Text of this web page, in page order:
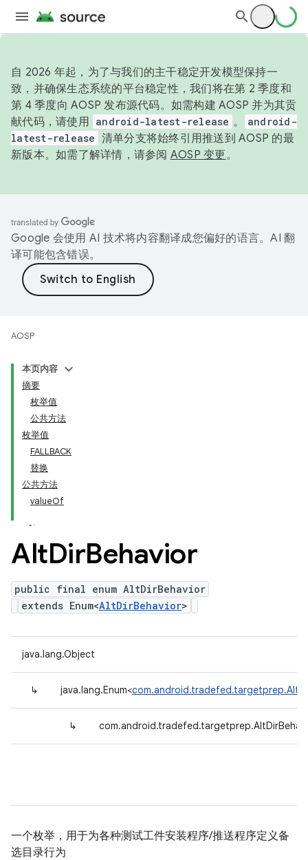
自 2026 年起，为了与我们的主干稳定开发模型保持一
致，并确保生态系统的平台稳定性，我们将在第 2 季度和
第 4 季度向 AOSP 发布源代码。如需构建 AOSP 并为其贡
献代码，请使用 android-latest-release 。
android-
latest-release 清单分支将始终引用推送到 AOSP 的最
新版本。如需了解详情，请参阅 AOSP 变更。
Google 会使用 AI 技术将内容翻译成您偏好的语言。AI 翻
译可能包含错误。
AOSP
本页内容
摘要
枚举值
公共方法
枚举值
FALLBACK
替换
公共方法
valueOf
AltDirBehavior
public final enum AltDirBehavior
extends Enum<AltDirBehavior>
java.lang.Object
↳ java.lang.Enum<
↳
一个枚举，用于为各种测试工件安装程序/推送程序定义备
选目录行为